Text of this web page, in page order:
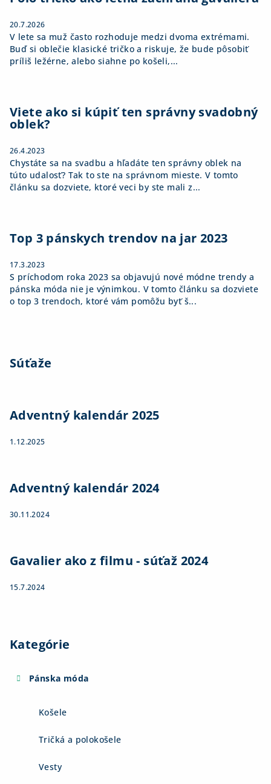
20.7.2026
V lete sa muž často rozhoduje medzi dvoma extrémami.
Buď si oblečie klasické tričko a riskuje, že bude pôsobiť
príliš ležérne, alebo siahne po košeli,...
Viete ako si kúpiť ten správny svadobný
oblek?
26.4.2023
Chystáte sa na svadbu a hľadáte ten správny oblek na
túto udalosť? Tak to ste na správnom mieste. V tomto
článku sa dozviete, ktoré veci by ste mali z...
Top 3 pánskych trendov na jar 2023
17.3.2023
S príchodom roka 2023 sa objavujú nové módne trendy a
pánska móda nie je výnimkou. V tomto článku sa dozviete
o top 3 trendoch, ktoré vám pomôžu byť š...
Súťaže
Adventný kalendár 2025
1.12.2025
Adventný kalendár 2024
30.11.2024
Gavalier ako z filmu - súťaž 2024
15.7.2024
Kategórie
Pánska móda
Košele
Tričká a polokošele
Vesty